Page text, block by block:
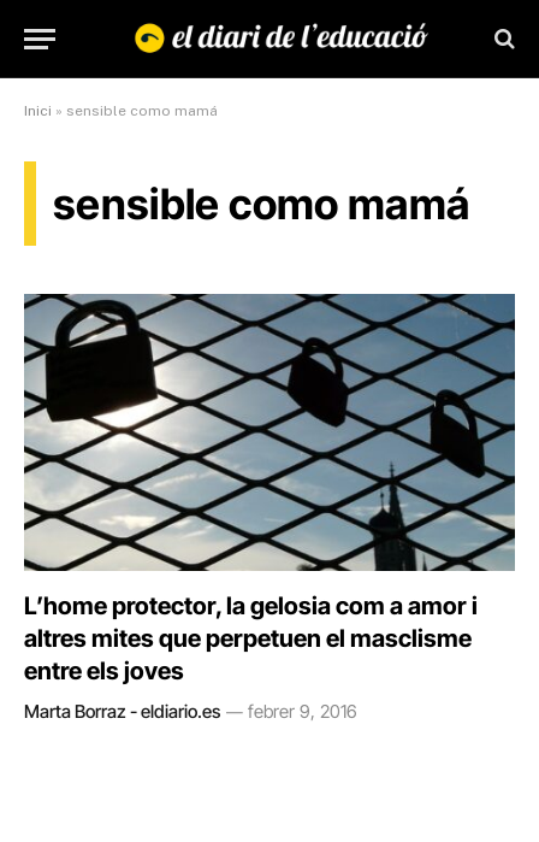
Inici » sensible como mamá
sensible como mamá
L’home protector, la gelosia com a amor i
altres mites que perpetuen el masclisme
entre els joves
Marta Borraz - eldiario.es febrer 9, 2016